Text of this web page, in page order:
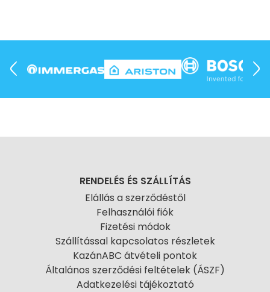
RENDELÉS ÉS SZÁLLÍTÁS
Elállás a szerződéstől
Felhasználói fiók
Fizetési módok
Szállítással kapcsolatos részletek
KazánABC átvételi pontok
Általános szerződési feltételek (ÁSZF)
Adatkezelési tájékoztató